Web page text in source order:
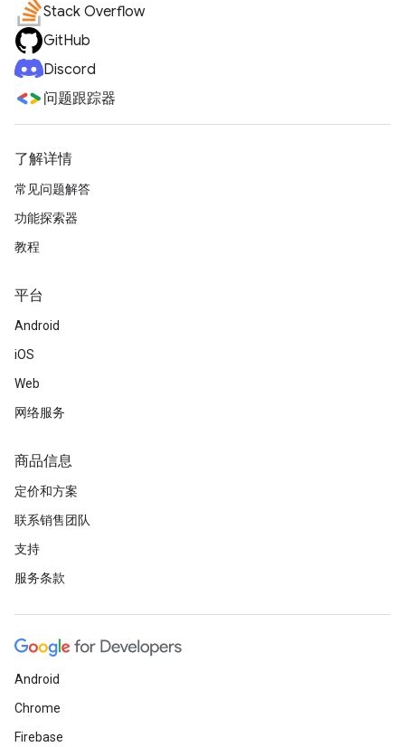
Stack Overflow
GitHub
Discord
问题跟踪器
了解详情
常见问题解答
功能探索器
教程
平台
Android
iOS
Web
网络服务
商品信息
定价和方案
联系销售团队
支持
服务条款
Android
Chrome
Firebase